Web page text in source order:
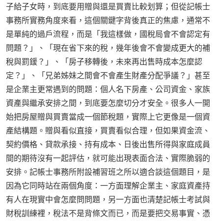
子給子女時，到底要用贈與還是買賣比較划算；但從記帳士
事務所實務角度來看，這個關鍵字背後真正的焦慮，通常不
是單純的過戶流程，而是「我這樣做，國稅局會不會認定有
問題？」、「現在省下來的稅，幾年後會不會變成更大的補
稅與罰鍰？」、「房子移轉後，未來再出售時成本怎麼認
定？」、「兄弟姊妹之間會不會產生財產分配爭議？」甚至
是企業主更常遇到的問題：個人名下房產、公司資金、家族
資產與繼承安排之間，到底要怎麼切分才安全。很多人一開
始把房屋贈與買賣當成一個節稅題，實際上它更像是一個資
產結構題。贈與看似直接，買賣看似合理，但如果資金流、
契約價格、貸款承接、持有成本、日後出售所得與家庭成員
間的期待沒有一起評估，就可能出現表面合法、實際脆弱的
安排。記帳士事務所附設補習班之所以適合談這個題目，是
因為它同時站在兩個角度：一方面理解企業主、家庭資產持
有人在現實中會怎麼問問題，另一方面也清楚記帳士考試與
財稅訓練裡，稅法不是背條文而已，而是要把交易事實、憑